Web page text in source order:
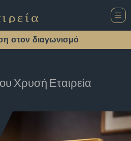
στον διαγωνισμό
Χρυσή Εταιρεία